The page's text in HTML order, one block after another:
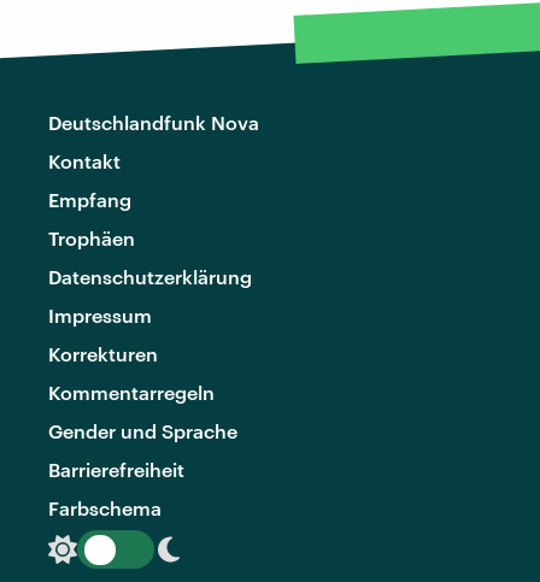
Deutschlandfunk Nova
Kontakt
Empfang
Trophäen
Datenschutzerklärung
Impressum
Korrekturen
Kommentarregeln
Gender und Sprache
Barrierefreiheit
Farbschema